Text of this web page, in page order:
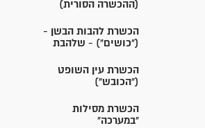
(ההכשרה הסורית)
הכשרת להבות הבשן -
("כושים") - שלהבת
הכשרת עין השופט
("הכובש")
הכשרת מסילות
"במערכה"